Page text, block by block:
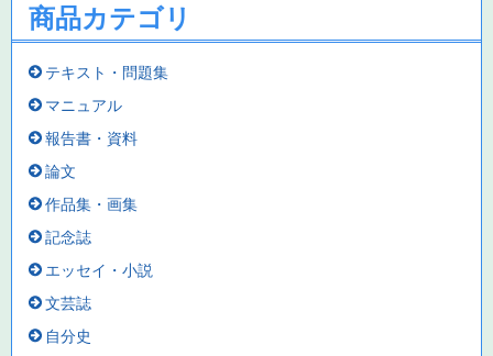
商品カテゴリ
テキスト・問題集
マニュアル
報告書・資料
論文
作品集・画集
記念誌
エッセイ・小説
文芸誌
自分史